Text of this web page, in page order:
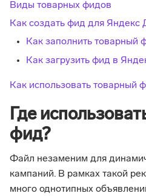
Виды товарных фидов
Как создать фид для Яндекс
Как заполнить товарный
Как загрузить фид в
Как использовать товарный
Где
фид?
Файл незаменим для
кампаний. В рамках такой
много однотипных